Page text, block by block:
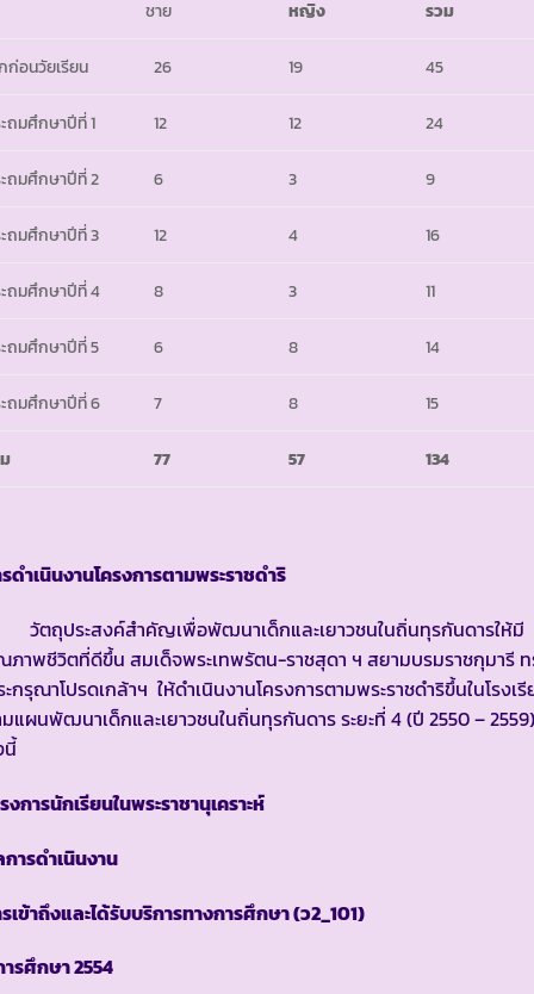
ชาย หญิง รวม
ก่อนวัยเรียน 26 19 45
ถมศึกษาปีที่ 1 12 12 24
ถมศึกษาปีที่ 2 6 3 9
ถมศึกษาปีที่ 3 12 4 16
ถมศึกษาปีที่ 4 8 3 11
ถมศึกษาปีที่ 5 6 8 14
ถมศึกษาปีที่ 6 7 8 15
77 57 134
ดำเนินงานโครงการตามพระราชดำริ
ถุประสงค์สำคัญเพื่อพัฒนาเด็กและเยาวชนในถิ่นทุรกันดารให้มี
าพชีวิตที่ดีขึ้น สมเด็จพระเทพรัตน-ราชสุดา ฯ สยามบรมราชกุมารี
กรุณาโปรดเกล้าฯ ให้ดำเนินงานโครงการตามพระราชดำริขึ้นในโรงเ
แผนพัฒนาเด็กและเยาวชนในถิ่นทุรกันดาร ระยะที่ 4 (ปี 2550 – 2559)
นี้
งการนักเรียนในพระราชานุเคราะห์
ารดำเนินงาน
เข้าถึงและได้รับบริการทางการศึกษา(ว2_101)
รศึกษา2554